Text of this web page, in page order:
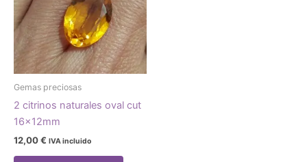
Gemas preciosas
2 citrinos naturales oval cut
16x12mm
12,00€ IVA incluido